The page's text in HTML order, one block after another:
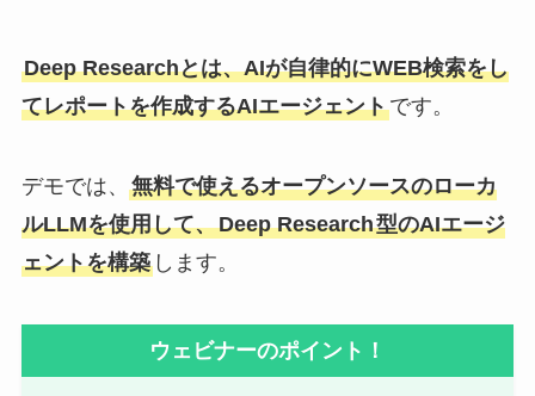
Deep Researchとは、AIが自律的にWEB検索をし
てレポートを作成するAIエージェントです。
デモでは、 無料で使えるオープンソースのローカ
ルLLMを使用して、Deep Research型のAIエージ
ェントを構築します。
ウェビナーのポイント！